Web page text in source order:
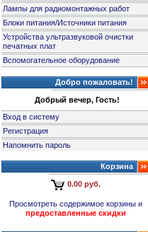
Лампы для радиомонтажных работ
Блоки питания/Источники питания
Устройства ультразвуковой очистки
печатных плат
Вспомогательное оборудование
Добро пожаловать!
Добрый вечер, Гость!
Вход в систему
Регистрация
Напомнить пароль
Корзина
0.00 руб.
Просмотреть содержимое корзины и
предоставленные скидки